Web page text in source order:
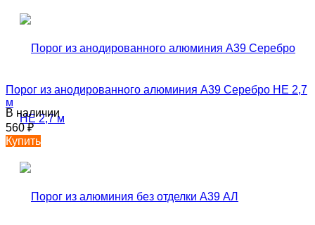
Порог из анодированного алюминия А39 Серебро НЕ 2,7
м
В наличии
560₽
Купить